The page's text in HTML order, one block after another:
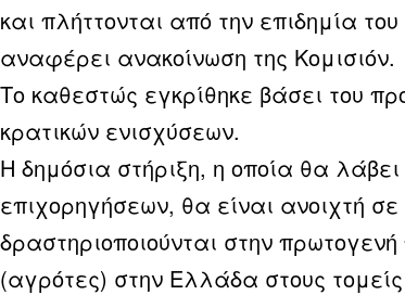
και πλήττονται από την επιδημία του
αναφέρει ανακοίνωση της Κομισιόν.
Το καθεστώς εγκρίθηκε βάσει του
κρατικών ενισχύσεων.
Η δημόσια στήριξη, η οποία θα
επιχορηγήσεων, θα είναι ανοιχτή σε
δραστηριοποιούνται στην
(αγρότες) στην Ελλάδα στους